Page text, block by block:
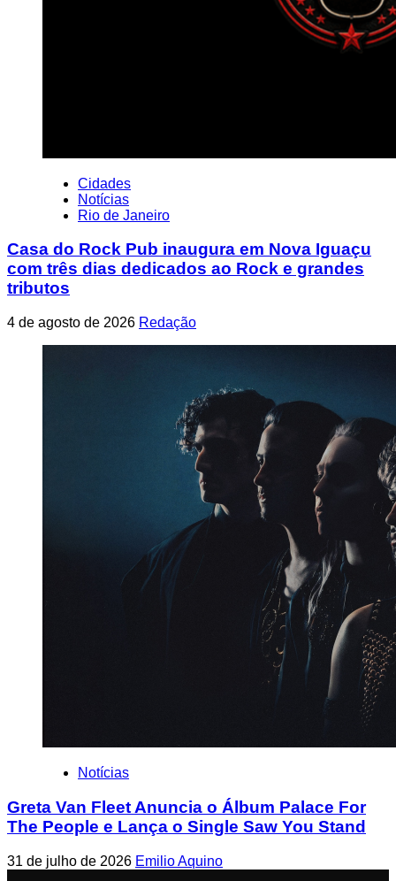
Cidades
Notícias
Rio de Janeiro
Casa do Rock Pub inaugura em Nova Iguaçu
com três dias dedicados ao Rock e grandes
tributos
4 de agosto de 2026 Redação
Notícias
Greta Van Fleet Anuncia o Álbum Palace For
The People e Lança o Single Saw You Stand
31 de julho de 2026 Emilio Aquino